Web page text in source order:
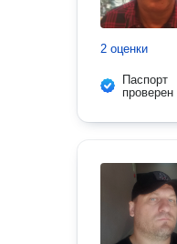
2 оценки
Паспорт
проверен